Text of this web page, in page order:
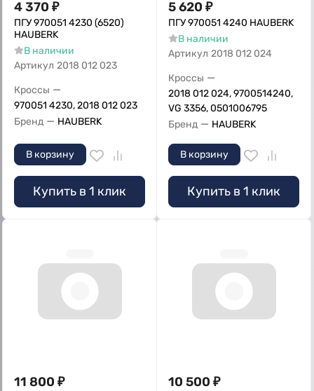
4 370 ₽
ПГУ 970051 4230 (6520)
HAUBERK
В наличии
Артикул 2018 012 023
Кроссы —
970051 4230, 2018 012 023
Бренд — HAUBERK
В корзину
Купить в 1 клик
5 620 ₽
ПГУ 970051 4240 HAUBERK
В наличии
Артикул 2018 012 024
Кроссы —
2018 012 024, 9700514240,
VG 3356, 0501006795
Бренд — HAUBERK
В корзину
Купить в 1 клик
11 800 ₽ 10 500 ₽